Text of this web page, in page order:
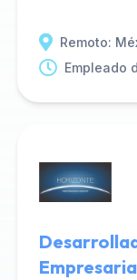
Remoto:
Empleado